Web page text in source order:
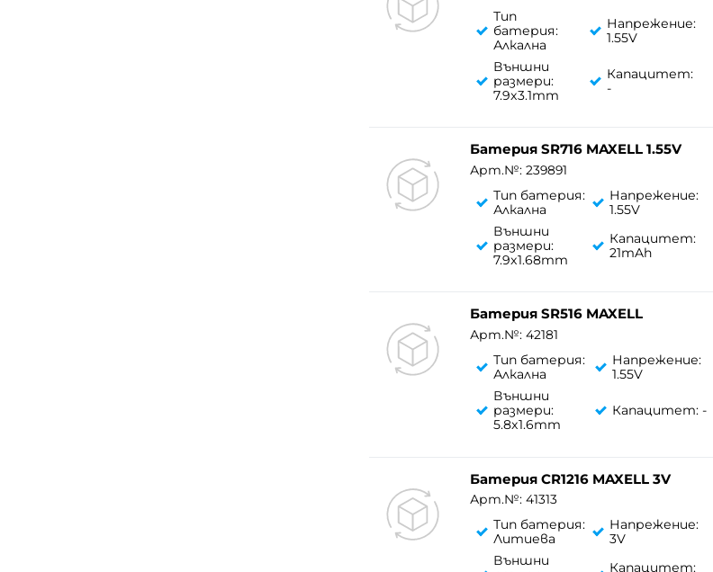
Тип
батерия:
Алкална
Напрежение:
1.55V
Външни
размери:
7.9x3.1mm
Капацитет:
-
Батерия SR716 MAXELL 1.55V
Арт.№: 239891
Тип батерия:
Алкална
Напрежение:
1.55V
Външни
размери:
7.9x1.68mm
Капацитет:
21mAh
Батерия SR516 MAXELL
Арт.№: 42181
Тип батерия:
Алкална
Напрежение:
1.55V
Външни
размери:
5.8x1.6mm
Капацитет: -
Батерия CR1216 MAXELL 3V
Арт.№: 41313
Тип батерия:
Литиева
Напрежение:
3V
Външни
Капацитет: